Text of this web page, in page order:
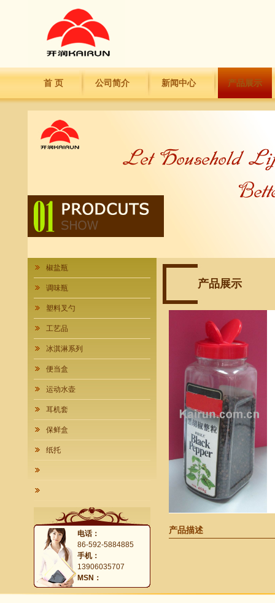
首 页 公司简介 新闻中心 产品展示
椒盐瓶
调味瓶
塑料叉勺
工艺品
冰淇淋系列
便当盒
运动水壶
耳机套
保鲜盒
纸托
电话：
86-592-5884885
手机：
13906035707
MSN：
产品展示
产品描述